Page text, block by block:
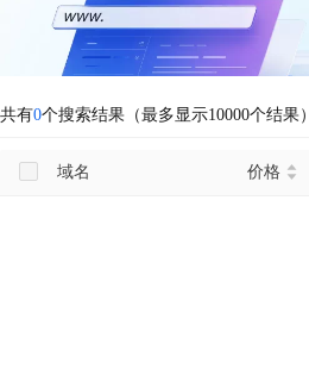
共有0个搜索结果（最多显示10000个结果）
域名 价格